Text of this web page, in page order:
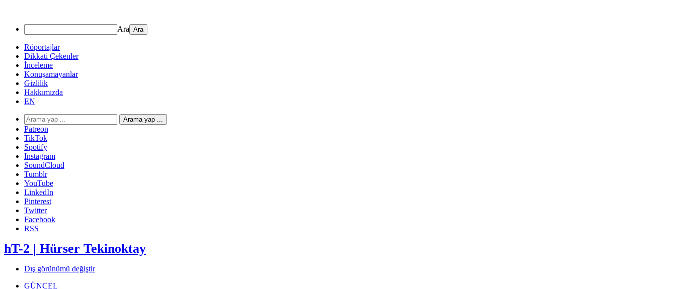
Ara
Röportajlar
Dikkati Çekenler
İnceleme
Konuşamayanlar
Gizlilik
Hakkımızda
EN
Arama yap ...
Patreon
TikTok
Spotify
Instagram
SoundCloud
Tumblr
YouTube
LinkedIn
Pinterest
Twitter
Facebook
RSS
hT-2 | Hürser Tekinoktay
Dış görünümü değiştir
GÜNCEL